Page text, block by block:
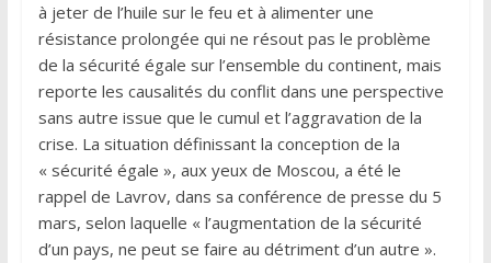
à jeter de l’huile sur le feu et à alimenter une
résistance prolongée qui ne résout pas le problème
de la sécurité égale sur l’ensemble du continent, mais
reporte les causalités du conflit dans une perspective
sans autre issue que le cumul et l’aggravation de la
crise. La situation définissant la conception de la
« sécurité égale », aux yeux de Moscou, a été le
rappel de Lavrov, dans sa conférence de presse du 5
mars, selon laquelle « l’augmentation de la sécurité
d’un pays, ne peut se faire au détriment d’un autre ».